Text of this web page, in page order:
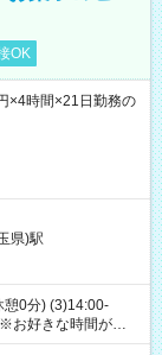
OK
×4時間×21日勤務の
県)駅
0分) (3)14:00-
好きな時間が選べ